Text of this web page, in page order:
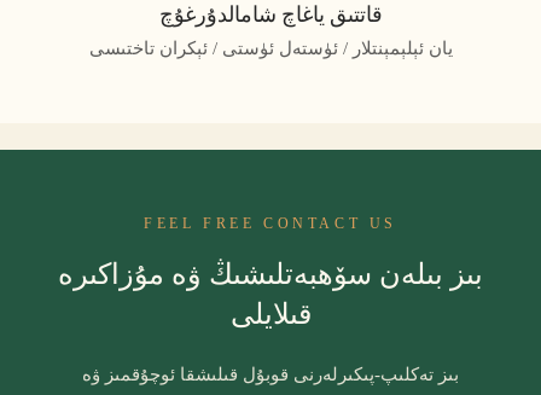
قاتتىق ياغاچ شامالدۇرغۇچ
يان ئېلېمېنتلار / ئۈستەل ئۈستى / ئېكران تاختىسى
FEEL FREE CONTACT US
بىز بىلەن سۆھبەتلىشىڭ ۋە مۇزاكىرە
قىلايلى
بىز تەكلىپ-پىكىرلەرنى قوبۇل قىلىشقا ئوچۇقمىز ۋە